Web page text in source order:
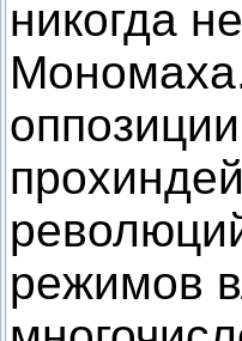
никогда
режимов